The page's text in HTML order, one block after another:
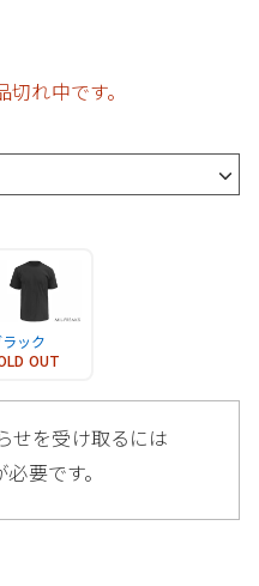
れ中です。
ック
OUT
せを受け取るには
必要です。